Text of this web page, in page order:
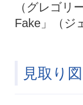
（グレゴリ
Fake」（ジ
見取り